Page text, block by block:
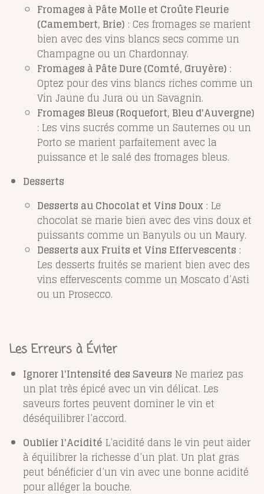
Fromages à Pâte Molle et Croûte Fleurie
(Camembert, Brie) : Ces fromages se marient
bien avec des vins blancs secs comme un
Champagne ou un Chardonnay.
Fromages à Pâte Dure (Comté, Gruyère) :
Optez pour des vins blancs riches comme un
Vin Jaune du Jura ou un Savagnin.
Fromages Bleus (Roquefort, Bleu d'Auvergne)
: Les vins sucrés comme un Sauternes ou un
Porto se marient parfaitement avec la
puissance et le salé des fromages bleus.
Desserts
Desserts au Chocolat et Vins Doux : Le
chocolat se marie bien avec des vins doux et
puissants comme un Banyuls ou un Maury.
Desserts aux Fruits et Vins Effervescents :
Les desserts fruités se marient bien avec des
vins effervescents comme un Moscato d’Asti
ou un Prosecco.
Les Erreurs à Éviter
Ignorer l'Intensité des Saveurs Ne mariez pas
un plat très épicé avec un vin délicat. Les
saveurs fortes peuvent dominer le vin et
déséquilibrer l’accord.
Oublier l'Acidité L’acidité dans le vin peut aider
à équilibrer la richesse d’un plat. Un plat gras
peut bénéficier d’un vin avec une bonne acidité
pour alléger la bouche.